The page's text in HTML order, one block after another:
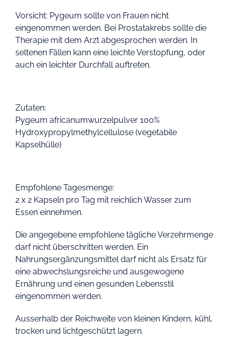
Vorsicht: Pygeum sollte von Frauen nicht
eingenommen werden. Bei Prostatakrebs sollte die
Therapie mit dem Arzt abgesprochen werden. In
seltenen Fällen kann eine leichte Verstopfung, oder
auch ein leichter Durchfall auftreten.
Zutaten:
Pygeum africanumwurzelpulver 100%
Hydroxypropylmethylcellulose (vegetabile
Kapselhülle)
Empfohlene Tagesmenge:
2 x 2 Kapseln pro Tag mit reichlich Wasser zum
Essen einnehmen.
Die angegebene empfohlene tägliche Verzehrmenge
darf nicht überschritten werden. Ein
Nahrungsergänzungsmittel darf nicht als Ersatz für
eine abwechslungsreiche und ausgewogene
Ernährung und einen gesunden Lebensstil
eingenommen werden.
Ausserhalb der Reichweite von kleinen Kindern, kühl,
trocken und lichtgeschützt lagern.